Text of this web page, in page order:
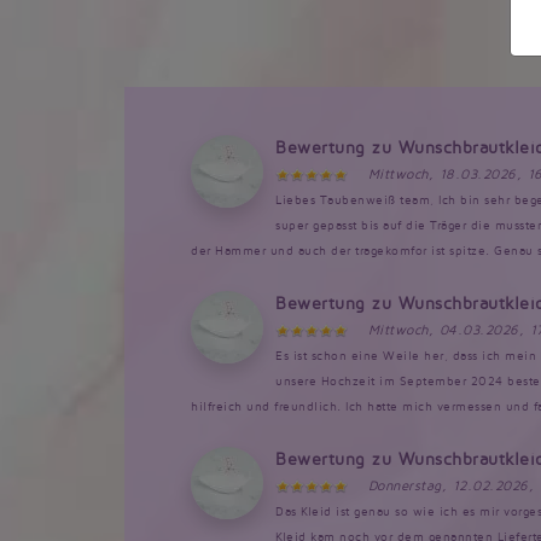
Bewertung zu
Mittwoch, 18.03.2026,
Liebes Taubenweiß team, Ich bin sehr
super gepasst bis auf die Träger die
der Hammer und auch der tragekomfor ist spitze. Genau
Bewertung zu
Mittwoch, 04.03.2026,
Es ist schon eine Weile her, dass ich
unsere Hochzeit im September 2024
hilfreich und freundlich. Ich hatte mich vermessen und
Bewertung zu
Donnerstag, 12.02.2026,
Das Kleid ist genau so wie ich es mir
Kleid kam noch vor dem genannten